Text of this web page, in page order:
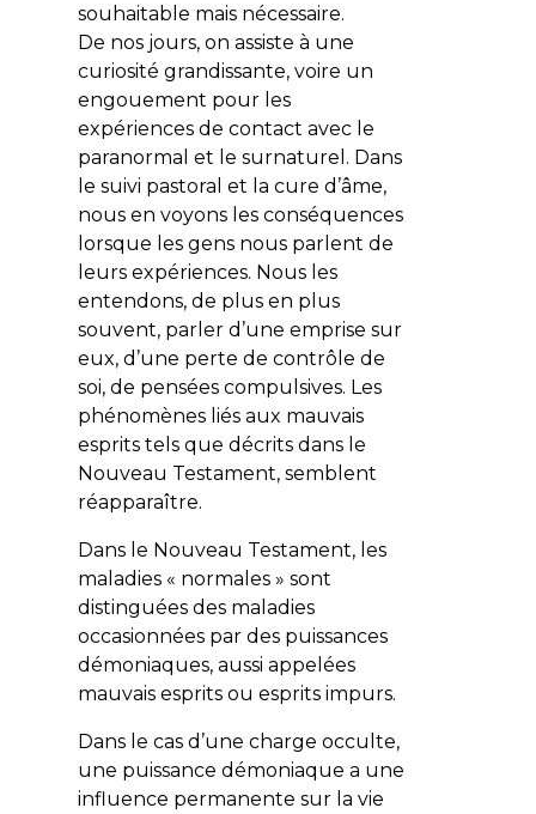
souhaitable mais nécessaire.
De nos jours, on assiste à une
curiosité grandissante, voire un
engouement pour les
expériences de contact avec le
paranormal et le surnaturel. Dans
le suivi pastoral et la cure d’âme,
nous en voyons les conséquences
lorsque les gens nous parlent de
leurs expériences. Nous les
entendons, de plus en plus
souvent, parler d’une emprise sur
eux, d’une perte de contrôle de
soi, de pensées compulsives. Les
phénomènes liés aux mauvais
esprits tels que décrits dans le
Nouveau Testament, semblent
réapparaître.
Dans le Nouveau Testament, les
maladies « normales » sont
distinguées des maladies
occasionnées par des puissances
démoniaques, aussi appelées
mauvais esprits ou esprits impurs.
Dans le cas d’une charge occulte,
une puissance démoniaque a une
influence permanente sur la vie